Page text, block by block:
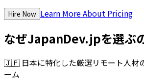
Hire Now Learn More About Pricing
なぜJapanDev.jpを選ぶ
🇯🇵 日本に特化した厳選リモート人材
ーム